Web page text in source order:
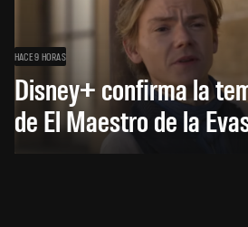
HACE 9 HORAS
Disney+ confirma la
de El Maestro de la